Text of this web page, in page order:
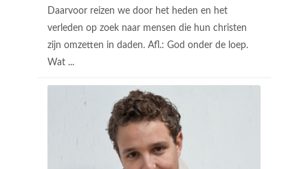
Daarvoor reizen we door het heden en het
verleden op zoek naar mensen die hun christen
zijn omzetten in daden. Afl.: God onder de loep.
Wat ...